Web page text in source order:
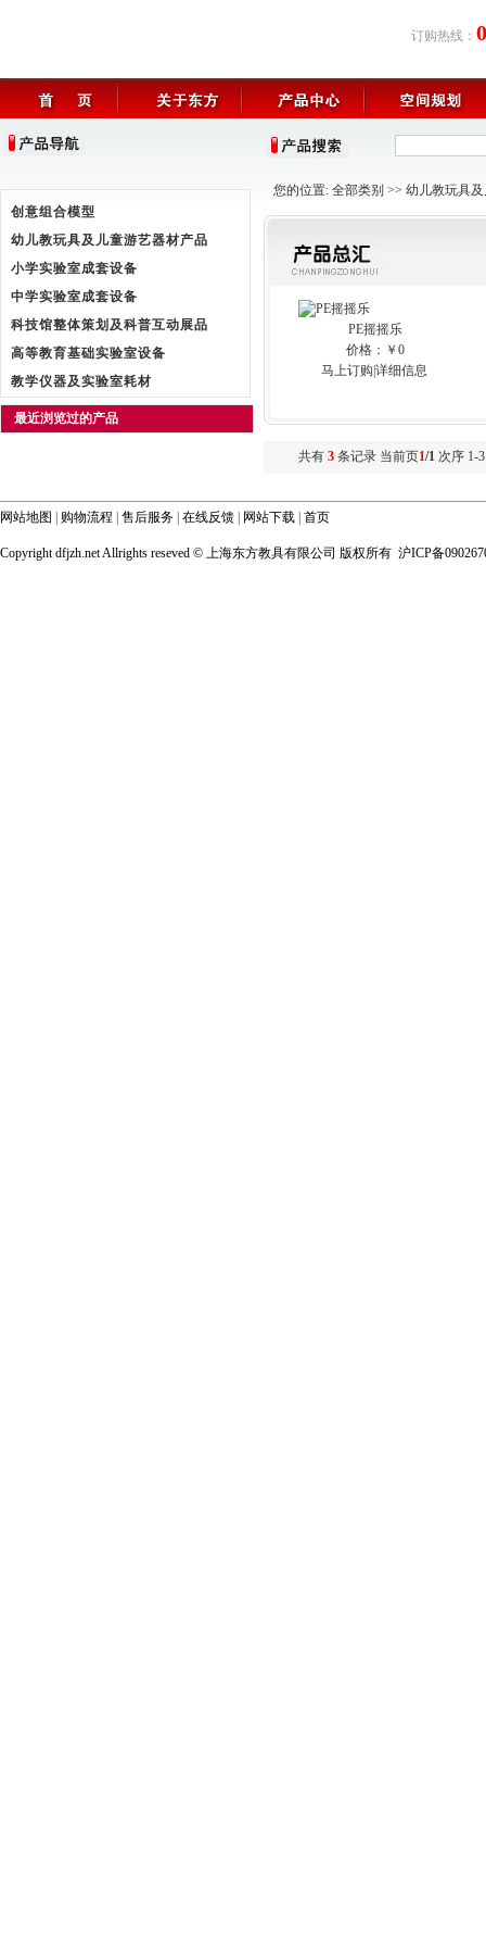
订购热线：
创意组合模型
幼儿教玩具及儿童游艺器材产品
小学实验室成套设备
中学实验室成套设备
科技馆整体策划及科普互动展品
高等教育基础实验室设备
教学仪器及实验室耗材
最近浏览过的产品
您的位置: 全部类别 >> 幼儿教玩具
PE摇摇乐
价格：￥0
马上订购 详细信息
共有3 条记录 当前页1/1 次序 1-3
网站地图 购物流程 售后服务 在线反馈 网站下载 首页
Copyright dfjzh.net Allrights reseved © 上海东方教具有限公司 版权所有 沪ICP备